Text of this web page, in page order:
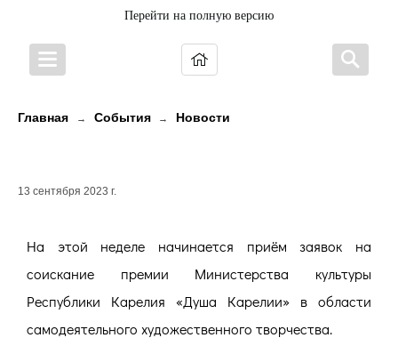
Перейти на полную версию
Главная → События → Новости
13 сентября 2023 г.
На этой неделе начинается приём заявок на
соискание премии Министерства культуры
Республики Карелия «Душа Карелии» в области
самодеятельного художественного творчества.